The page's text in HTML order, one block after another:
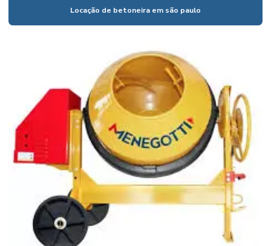
Aluguel de cortadora de bloco
Aluguel de cortadora de piso
Aluguel de escora metálica
Aluguel de escora metálica de ferro
Aluguel escora metálica laje
Aluguel escora metálica são paulo
Aluguel de esmerilhadeira
Aluguel de ferramentas policorte
Aluguel de furadeira de impacto
Aluguel de lavadora de alta pressão
Locação de betoneira em são paulo